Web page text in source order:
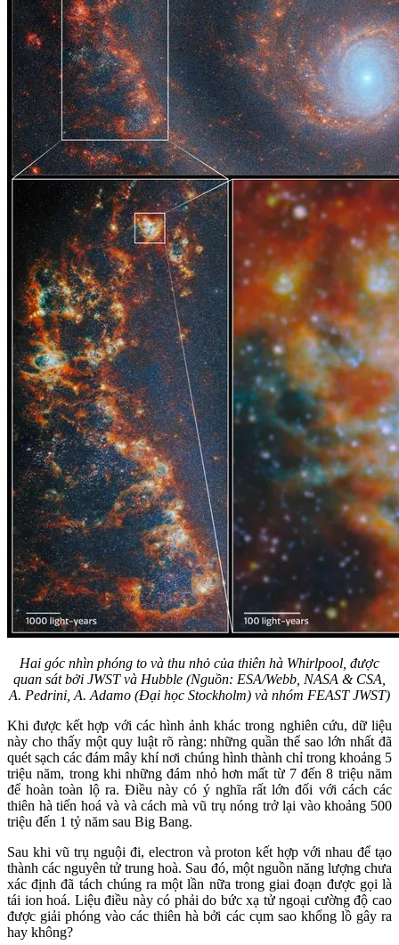
Hai góc nhìn phóng to và thu nhỏ của thiên hà Whirlpool, được
quan sát bởi JWST và Hubble (Nguồn: ESA/Webb, NASA & CSA,
A. Pedrini, A. Adamo (Đại học Stockholm) và nhóm FEAST JWST)
Khi được kết hợp với các hình ảnh khác trong nghiên cứu, dữ liệu
này cho thấy một quy luật rõ ràng: những quần thể sao lớn nhất đã
quét sạch các đám mây khí nơi chúng hình thành chỉ trong khoảng 5
triệu năm, trong khi những đám nhỏ hơn mất từ 7 đến 8 triệu năm
để hoàn toàn lộ ra. Điều này có ý nghĩa rất lớn đối với cách các
thiên hà tiến hoá và và cách mà vũ trụ nóng trở lại vào khoảng 500
triệu đến 1 tỷ năm sau Big Bang.
Sau khi vũ trụ nguội đi, electron và proton kết hợp với nhau để tạo
thành các nguyên tử trung hoà. Sau đó, một nguồn năng lượng chưa
xác định đã tách chúng ra một lần nữa trong giai đoạn được gọi là
tái ion hoá. Liệu điều này có phải do bức xạ tử ngoại cường độ cao
được giải phóng vào các thiên hà bởi các cụm sao khổng lồ gây ra
hay không?